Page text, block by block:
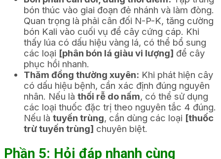
bón thúc vào giai đoạn đẻ nhánh và làm đòng.
Quan trọng là phải cân đối N-P-K, tăng cường
bón Kali vào cuối vụ để cây cứng cáp. Khi
thấy lúa có dấu hiệu vàng lá, có thể bổ sung
các loại [phân bón lá giàu vi lượng] để cây
phục hồi nhanh.
Thăm đồng thường xuyên: Khi phát hiện cây
có dấu hiệu bệnh, cần xác định đúng nguyên
nhân. Nếu là thối rễ do nấm, có thể sử dụng
các loại thuốc đặc trị theo nguyên tắc 4 đúng.
Nếu là tuyến trùng, cần dùng các loại [thuốc
trừ tuyến trùng] chuyên biệt.
Phần 5: Hỏi đáp nhanh cùng